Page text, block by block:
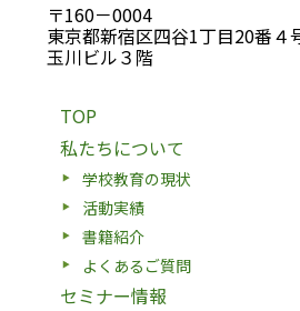
〒160－0004
東京都新宿区四谷1丁目20番４
玉川ビル３階
TOP
私たちについて
学校教育の現状
活動実績
書籍紹介
よくあるご質問
セミナー情報